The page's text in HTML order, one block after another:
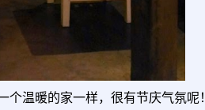
温暖的家一样，很有节庆气氛呢！